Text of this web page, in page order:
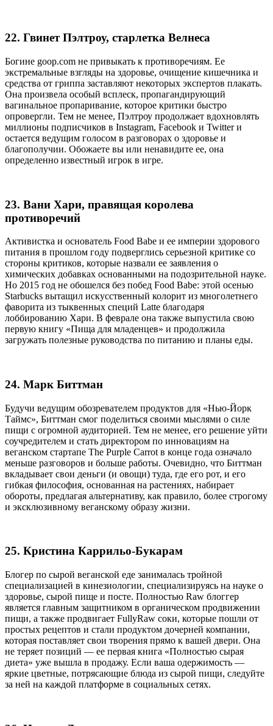
22. Гвинет Пэлтроу, старлетка Велнеса
Богине goop.com не привыкать к противоречиям. Ее
экстремальные взгляды на здоровье, очищение кишечника и
средства от гриппа заставляют некоторых экспертов плакать.
Она произвела особый всплеск, пропагандирующий
вагинальное пропаривание, которое критики быстро
опровергли. Тем не менее, Пэлтроу продолжает вдохновлять
миллионы подписчиков в Instagram, Facebook и Twitter и
остается ведущим голосом в разговорах о здоровье и
благополучии. Обожаете вы или ненавидите ее, она
определенно известный игрок в игре.
23. Вани Хари, правящая королева
противоречий
Активистка и основатель Food Babe и ее империи здорового
питания в прошлом году подверглись серьезной критике со
стороны критиков, которые назвали ее заявления о
химических добавках основанными на подозрительной науке.
Но 2015 год не обошелся без побед Food Babe: этой осенью
Starbucks вытащил искусственный колорит из многолетнего
фаворита из тыквенных специй Latte благодаря
лоббированию Хари. В феврале она также выпустила свою
первую книгу «Пища для младенцев» и продолжила
загружать полезные руководства по питанию и планы еды.
24. Марк Биттман
Будучи ведущим обозревателем продуктов для «Нью-Йорк
Таймс», Биттман смог поделиться своими мыслями о силе
пищи с огромной аудиторией. Тем не менее, его решение уйти
соучредителем и стать директором по инновациям на
веганском стартапе The Purple Carrot в конце года означало
меньше разговоров и больше работы. Очевидно, что Биттман
вкладывает свои деньги (и овощи) туда, где его рот, и его
гибкая философия, основанная на растениях, набирает
обороты, предлагая альтернативу, как правило, более строгому
и эксклюзивному веганскому образу жизни.
25. Кристина Каррильо-Букарам
Блогер по сырой веганской еде занималась тройной
специализацией в кинезиологии, специализируясь на науке о
здоровье, сырой пище и посте. Полностью Raw блоггер
является главным защитником в органическом продвижении
пищи, а также продвигает FullyRaw соки, которые пошли от
простых рецептов и стали продуктом дочерней компании,
которая поставляет свои творения прямо к вашей двери. Она
не теряет позиций — ее первая книга «Полностью сырая
диета» уже вышла в продажу. Если ваша одержимость —
яркие цветные, потрясающие блюда из сырой пищи, следуйте
за ней на каждой платформе в социальных сетях.